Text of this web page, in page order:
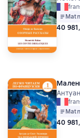
Matn
40
Matn
40